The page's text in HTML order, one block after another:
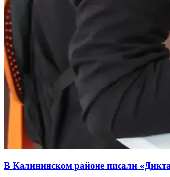
В Калининском районе писали